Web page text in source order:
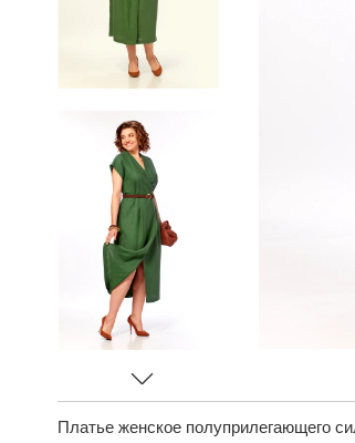
Платье женское полуприлегающего